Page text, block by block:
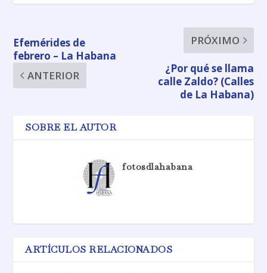
Efemérides de
febrero – La Habana
ANTERIOR
PRÓXIMO
¿Por qué se llama
calle Zaldo? (Calles
de La Habana)
SOBRE EL AUTOR
fotosdlahabana
ARTÍCULOS RELACIONADOS